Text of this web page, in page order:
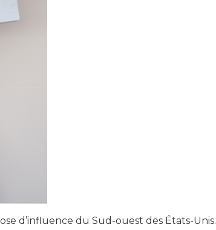
d’influence du Sud-ouest des États-Unis.